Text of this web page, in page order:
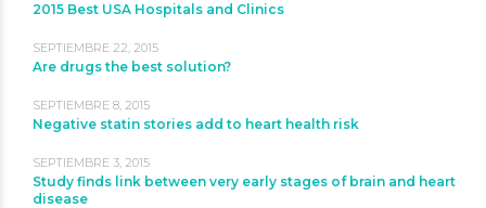
2015 Best USA Hospitals and Clinics
SEPTIEMBRE 22, 2015
Are drugs the best solution?
SEPTIEMBRE 8, 2015
Negative statin stories add to heart health risk
SEPTIEMBRE 3, 2015
Study finds link between very early stages of brain and heart
disease